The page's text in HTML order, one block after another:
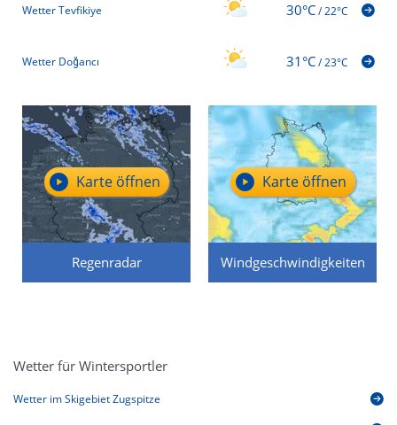
Wetter Tevfikiye 30°C/22°C
Wetter Doğancı 31°C/23°C
Regenradar
Karte öffnen
Windgeschwindigkeiten
Karte öffnen
Wetter für Wintersportler
Wetter im Skigebiet Zugspitze